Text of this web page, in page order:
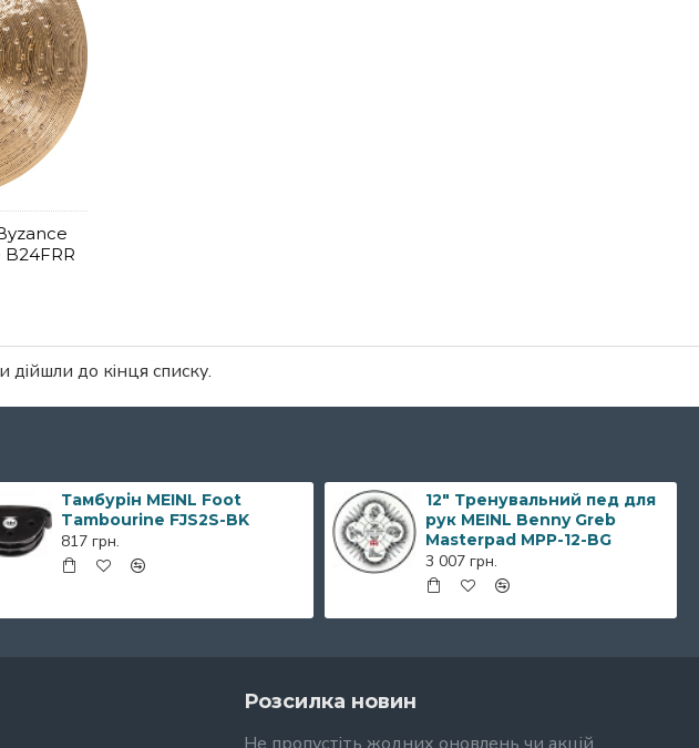
дійшли до кінця списку.
Тамбурін MEINL Foot
Tambourine FJS2S-BK
817 грн.
12" Тренувальний пед для
рук MEINL Benny Greb
Masterpad MPP-12-BG
3 007 грн.
Розсилка новин